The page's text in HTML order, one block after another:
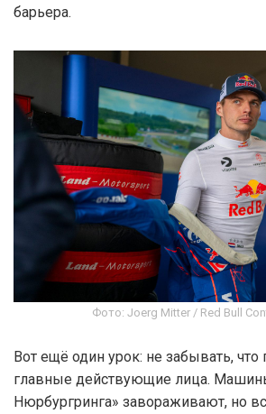
барьера.
Фото: Joerg Mitter / Red Bull
Вот ещё один урок: не забывать,
главные действующие лица.
Нюрбургринга» завораживают, но